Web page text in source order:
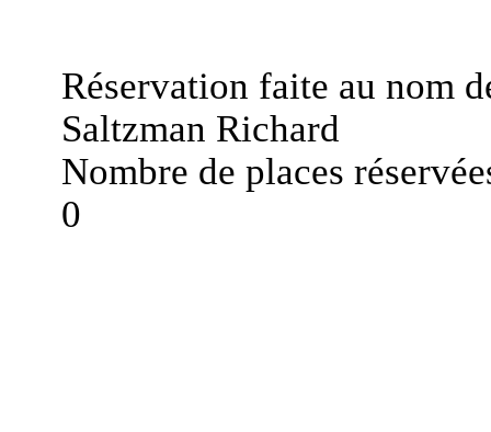
Réservation faite au nom
Saltzman Richard
Nombre de places
0